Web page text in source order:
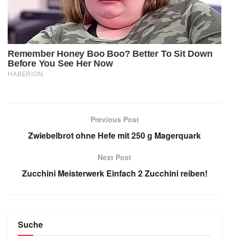
Previous Post
Zwiebelbrot ohne Hefe mit 250 g Magerquark
Next Post
Zucchini Meisterwerk Einfach 2 Zucchini reiben!
Suche